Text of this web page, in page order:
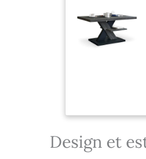
Design et